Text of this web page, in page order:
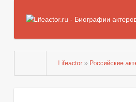
Lifeactor » Российские